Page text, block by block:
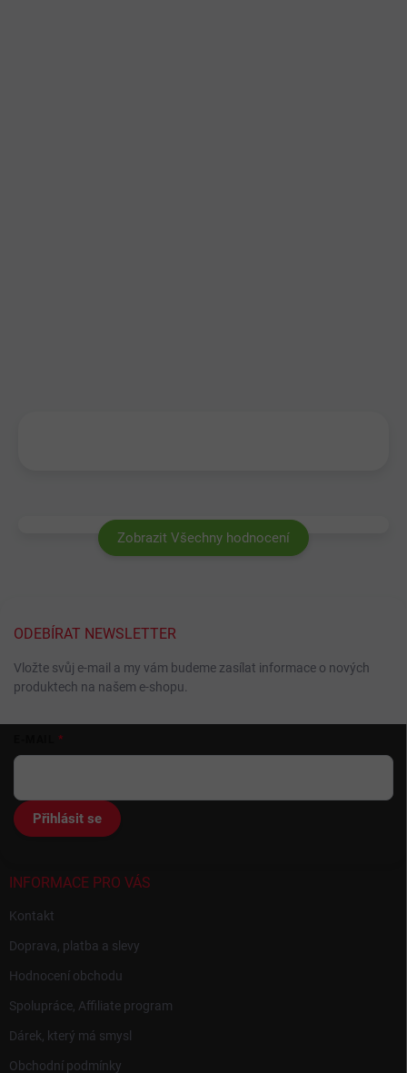
Zobrazit Všechny hodnocení
ODEBÍRAT NEWSLETTER
Vložte svůj e-mail a my vám budeme zasílat informace o nových
produktech na našem e-shopu.
Přihlásit se
INFORMACE PRO VÁS
Kontakt
Doprava, platba a slevy
Hodnocení obchodu
Spolupráce, Affiliate program
Dárek, který má smysl
Obchodní podmínky